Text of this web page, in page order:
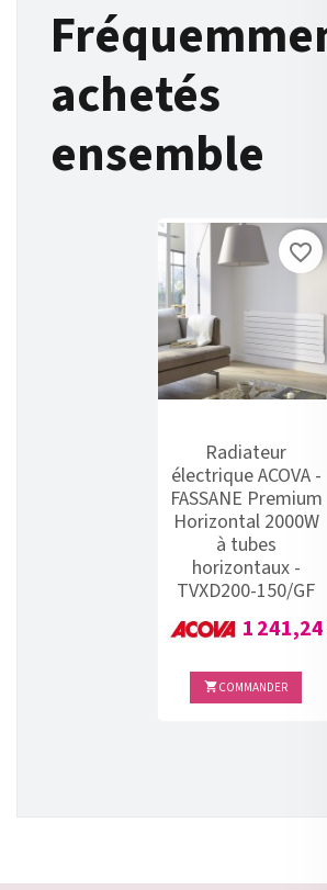
achetés
ensemble
Radiateur
électrique ACOVA -
FASSANE Premium
Horizontal 2000W
à tubes
horizontaux -
TVXD200-150/GF
Prix
1
COMMANDER
favorite_border